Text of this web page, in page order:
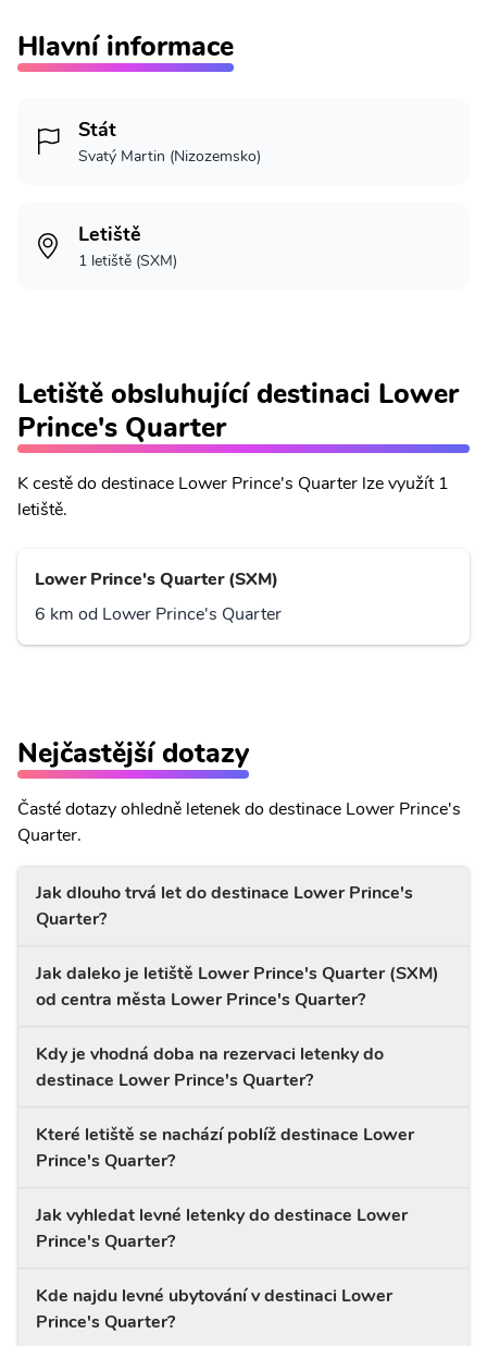
Hlavní informace
Stát
Svatý Martin (Nizozemsko)
Letiště
1 letiště (SXM)
Letiště obsluhující destinaci Lower
Prince's Quarter
K cestě do destinace Lower Prince's Quarter lze využít 1
letiště.
Lower Prince's Quarter (SXM)
6 km od Lower Prince's Quarter
Nejčastější dotazy
Časté dotazy ohledně letenek do destinace Lower Prince's
Quarter.
Jak dlouho trvá let do destinace Lower Prince's
Quarter?
Jak daleko je letiště Lower Prince's Quarter (SXM)
od centra města Lower Prince's Quarter?
Kdy je vhodná doba na rezervaci letenky do
destinace Lower Prince's Quarter?
Které letiště se nachází poblíž destinace Lower
Prince's Quarter?
Jak vyhledat levné letenky do destinace Lower
Prince's Quarter?
Kde najdu levné ubytování v destinaci Lower
Prince's Quarter?